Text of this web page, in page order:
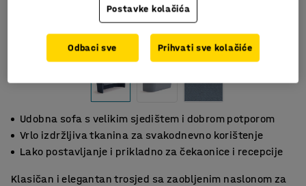
Udobna sofa s velikim sjedištem i dobrom potporom
Vrlo izdržljiva tkanina za svakodnevno korištenje
Lako postavljanje i prikladno za čekaonice i recepcije
Klasičan i elegantan trosjed sa zaobljenim naslonom za
Postavke kolačića
Odbaci sve Prihvati sve kolačiće